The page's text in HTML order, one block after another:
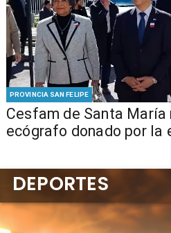
PROVINCIA SAN FELIPE
Cesfam de Santa María
ecógrafo donado por la
DEPORTES